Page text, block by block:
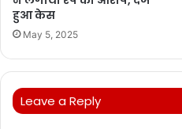
हुआ केस
May 5, 2025
Leave a Reply